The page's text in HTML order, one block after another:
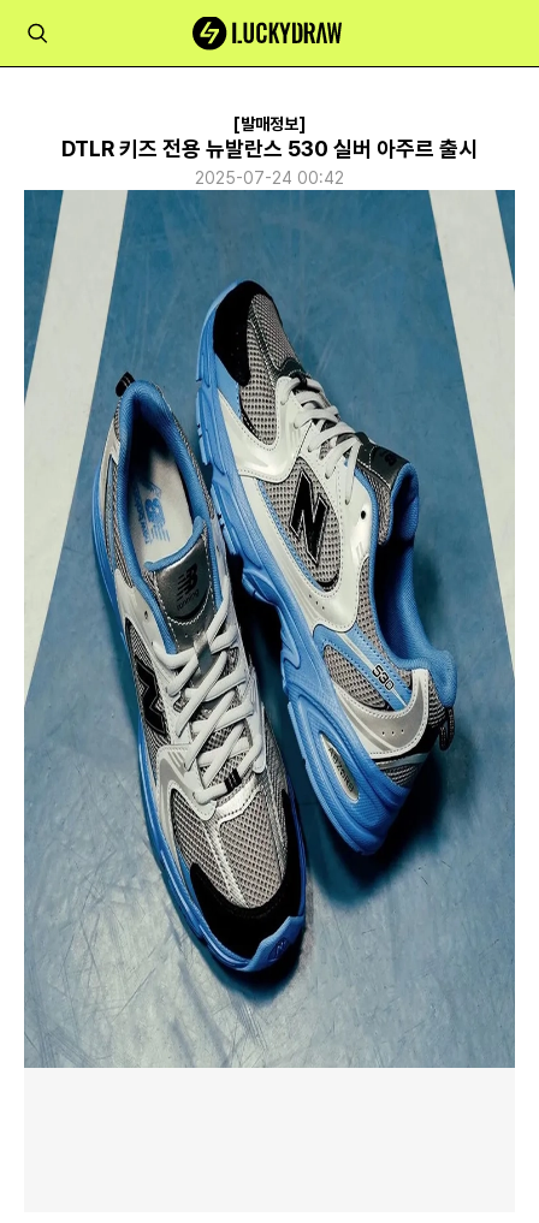
[발매정보]
DTLR 키즈 전용 뉴발란스 530 실버 아주르 출시
2025-07-24 00:42